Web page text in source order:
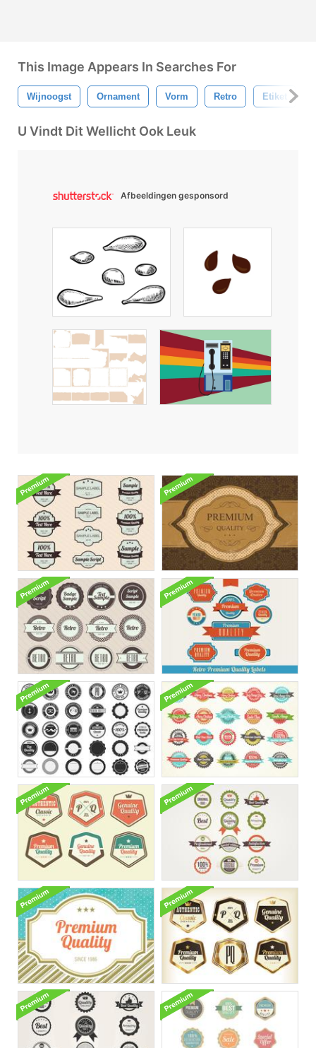
This Image Appears In Searches For
Wijnoogst Ornament Vorm Retro Etiket
U Vindt Dit Wellicht Ook Leuk
Afbeeldingen gesponsord